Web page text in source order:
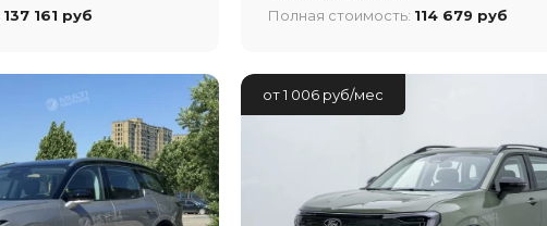
137 161 руб
Полная стоимость: 114 679 руб
от 1 006 руб/мес